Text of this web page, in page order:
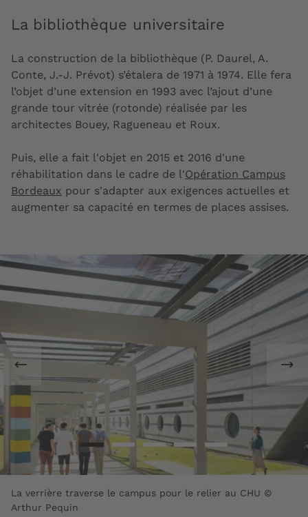
La bibliothèque universitaire
La construction de la bibliothèque (P. Daurel, A.
Conte, J.-J. Prévot) s’étalera de 1971 à 1974. Elle fera
l’objet d’une extension en 1993 avec l’ajout d’une
grande tour vitrée (rotonde) réalisée par les
architectes Bouey, Ragueneau et Roux.
Puis, elle a fait l'objet en 2015 et 2016 d'une
réhabilitation dans le cadre de l'Opération Campus
Bordeaux pour s'adapter aux exigences actuelles et
augmenter sa capacité en termes de places assises.
La verrière traverse le campus pour le relier au CHU ©
Arthur Pequin